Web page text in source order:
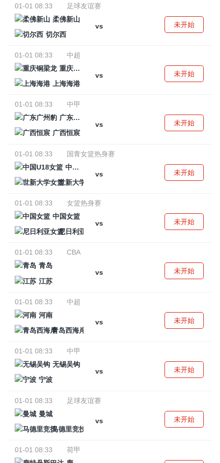
01-01 08:33
足球友谊赛
柔佛新山
vs
切尔西
未开始
01-01 08:33
中超
重庆铜梁龙
vs
上海海港
未开始
01-01 08:33
中甲
广东广州豹
vs
广西恒宸
未开始
01-01 08:33
国青女篮热身赛
中国U18女篮
vs
世新大学女篮
未开始
01-01 08:33
女篮热身赛
中国女篮
vs
尼日利亚女篮
未开始
01-01 08:33
CBA
青岛
vs
江苏
未开始
01-01 08:33
中超
河南
vs
青岛西海岸
未开始
01-01 08:33
中甲
无锡吴钩
vs
宁波
未开始
01-01 08:33
足球友谊赛
曼城
vs
马德里竞技
未开始
01-01 08:33
荷甲